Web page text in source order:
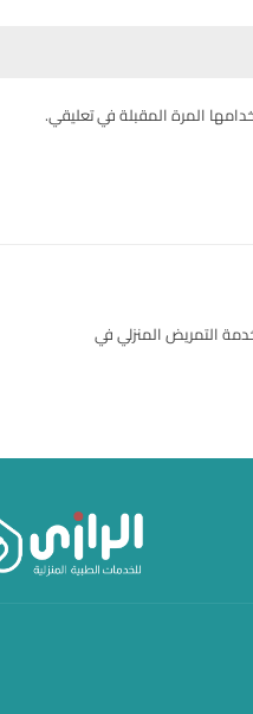
المرة المقبلة في تعليقي.
التمريض المنزلي في